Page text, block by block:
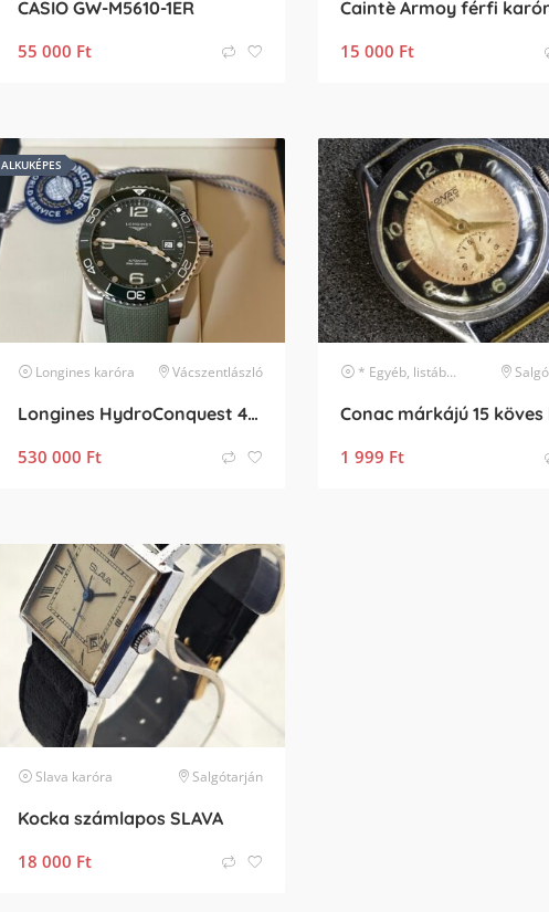
CASIO GW-M5610-1ER
55 000 Ft
Caintè Armoy férfi
15 000 Ft
ALKUKÉPES
Longines karóra Vácszentlászló
Longines HydroConquest 41 mm automata, zöld, full set
530 000 Ft
* Egyéb, listában nem szereplő márka
1 999 Ft
Slava karóra Salgótarján
Kocka számlapos SLAVA
18 000 Ft